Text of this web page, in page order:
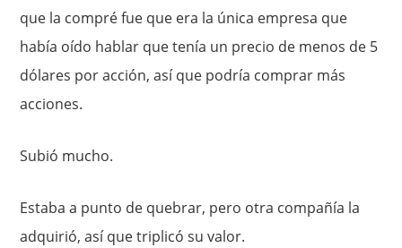
que la compré fue que era la única empresa que
había oído hablar que tenía un precio de menos de 5
dólares por acción, así que podría comprar más
acciones.
Subió mucho.
Estaba a punto de quebrar, pero otra compañía la
adquirió, así que triplicó su valor.